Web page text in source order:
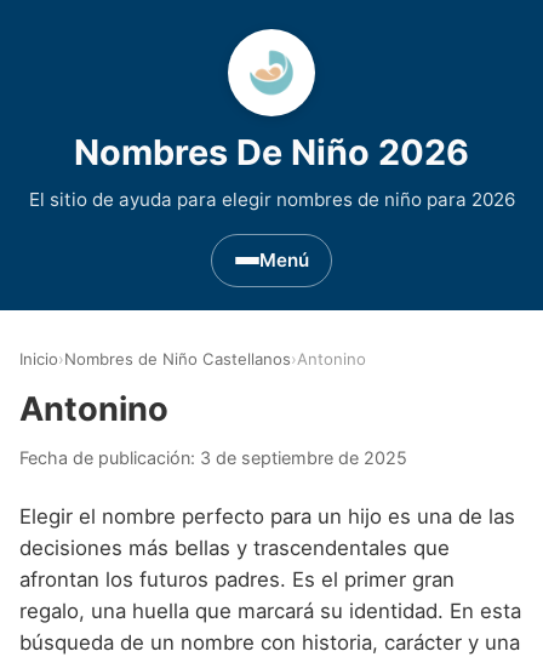
Nombres De Niño 2026
El sitio de ayuda para elegir nombres de niño para 2026
Menú
Nombres de niño que empiezan por D
Nombres de niño que empiezan por E
Nombres de niño que empiezan por F
Nombres de Niño Asturianos
Nombres de Niño Baleares
Nombres de Niño Canarios
Nombres de Niño Celtas
Nombres de Niño Egipcios
Nombres de Niño Griegos
Nombres de Niño Alemanes
Nombres de Niño Americanos
Nombres de Niño Arabes
Buscar
Inicio›Nombres de Niño Castellanos›Antonino
Antonino
Fecha de publicación: 3 de septiembre de 2025
Elegir el nombre perfecto para un hijo es una de las
decisiones más bellas y trascendentales que
afrontan los futuros padres. Es el primer gran
regalo, una huella que marcará su identidad. En esta
búsqueda de un nombre con historia, carácter y una